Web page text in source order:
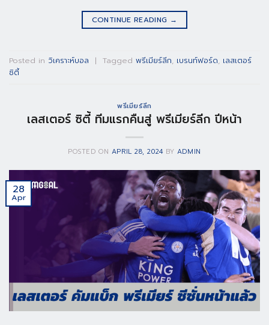
CONTINUE READING →
Posted in วิเคราะห์บอล | Tagged พรีเมียร์ลีก, เบรนท์ฟอร์ด, เลสเตอร์
ซิตี้
พรีเมียร์ลีก
เลสเตอร์ ซิตี้ ทีมแรกคืนสู่ พรีเมียร์ลีก ปีหน้า
POSTED ON APRIL 28, 2024BY ADMIN
28
Apr